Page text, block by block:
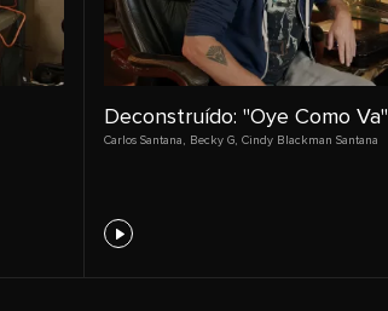
Deconstruído: "Oye Como Va"
Carlos Santana , Becky G, Cindy Blackman Santana